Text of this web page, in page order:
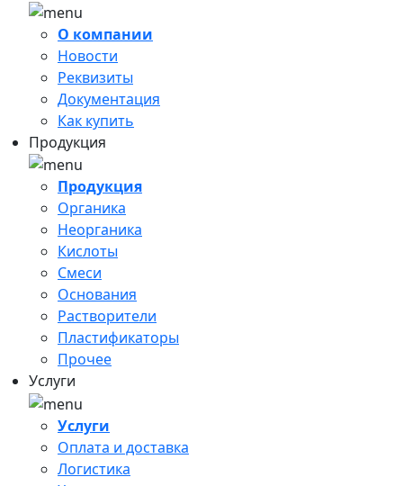
О компании
Новости
Реквизиты
Документация
Как купить
Продукция
Продукция
Органика
Неорганика
Кислоты
Смеси
Основания
Растворители
Пластификаторы
Прочее
Услуги
Услуги
Оплата и доставка
Логистика